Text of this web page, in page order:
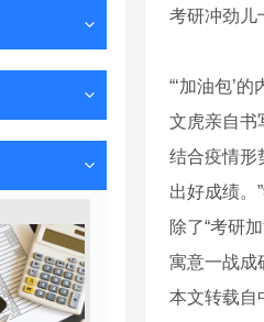
考研冲劲儿
“‘加油包’
文虎亲自书
结合疫情形
出好成绩。
除了“考研
寓意一战
本文转载自